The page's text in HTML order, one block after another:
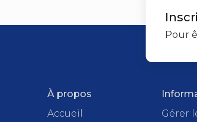
À propos
Accueil
Gérer
Pour